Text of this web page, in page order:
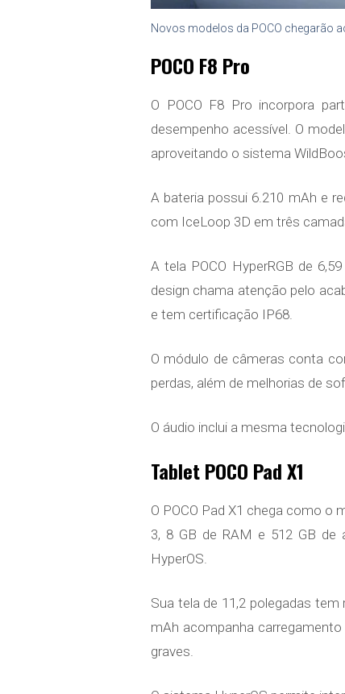
Novos modelos da POCO chegarão
POCO F8 Pro
O POCO F8 Pro incorpora
desempenho acessível. O
aproveitando o sistema
A bateria possui 6.210 mAh e
com IceLoop 3D em três
A tela POCO HyperRGB de
design chama atenção pelo
e tem certificação IP68.
O módulo de câmeras conta
perdas, além de melhorias de
O áudio inclui a mesma
Tablet POCO Pad X1
O POCO Pad X1 chega como o
3, 8 GB de RAM e 512 GB
HyperOS.
Sua tela de 11,2 polegadas
mAh acompanha
graves.